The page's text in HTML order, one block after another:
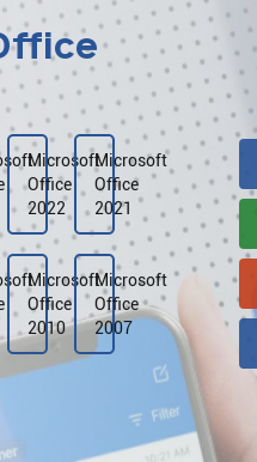
Microsoft
Office
2022
Microsoft
Office
2021
Microsoft
Office
2010
Microsoft
Office
2007